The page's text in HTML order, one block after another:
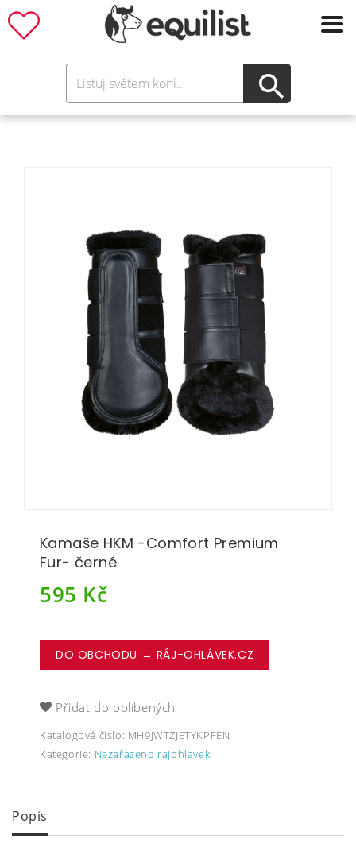
Kamaše HKM -Comfort Premium
Fur- černé
595 Kč
DO OBCHODU → RÁJ-OHLÁVEK.CZ
Přidat do oblíbených
Katalogové číslo: MH9JWTZJETYKPFEN
Kategorie: Nezařazeno rajohlavek
Popis